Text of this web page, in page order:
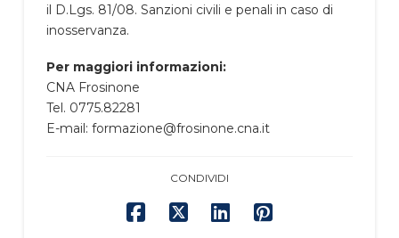
il D.Lgs. 81/08. Sanzioni civili e penali in caso di
inosservanza.
Per maggiori informazioni:
CNA Frosinone
Tel. 0775.82281
E-mail: formazione@frosinone.cna.it
CONDIVIDI